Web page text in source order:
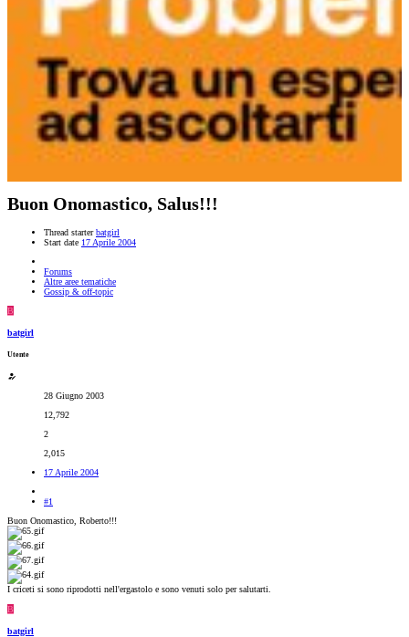
Buon Onomastico, Salus!!!
Thread starter batgirl
Start date 17 Aprile 2004
Forums
Altre aree tematiche
Gossip & off-topic
B
batgirl
Utente
28 Giugno 2003
12,792
2
2,015
17 Aprile 2004
#1
Buon Onomastico, Roberto!!!
I criceti si sono riprodotti nell'ergastolo e sono venuti solo per salutarti.
B
batgirl